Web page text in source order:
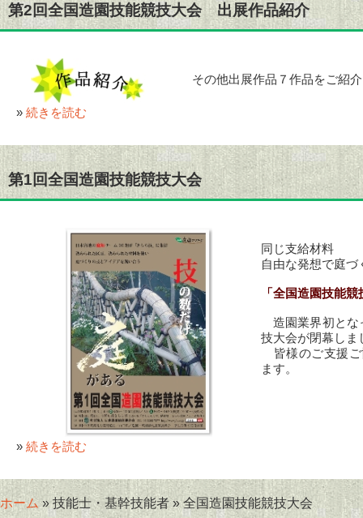
第2回全国造園技能競技大会 出展作品紹介
その他出展作品７作品をご紹
» 続きを読む
第1回全国造園技能競技大会
同じ支給材料
自由な発想で庭づ
「全国造園技能
造園業界初とな
技大会が閉幕しま
皆様のご支援ご
ます。
» 続きを読む
ホーム» 技能士・基幹技能者 » 全国造園技能競技大会